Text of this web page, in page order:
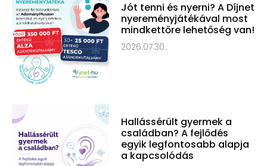
Jót tenni és nyerni? A Díjnet
nyereményjátékával most
mindkettőre lehetőség van!
2026.07.30.
Hallássérült gyermek a
családban? A fejlődés
egyik legfontosabb alapja
a kapcsolódás